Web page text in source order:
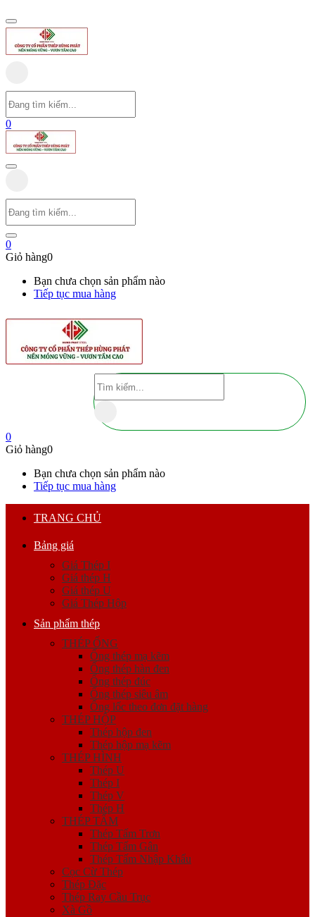
0
0
Giỏ hàng0
Bạn chưa chọn sản phẩm nào
Tiếp tục mua hàng
0
Giỏ hàng0
Bạn chưa chọn sản phẩm nào
Tiếp tục mua hàng
TRANG CHỦ
Bảng giá
Giá Thép I
Giá thép H
Giá thép U
Giá Thép Hộp
Sản phẩm thép
THÉP ỐNG
Ống thép mạ kẽm
Ống thép hàn đen
Ống thép đúc
Ống thép siêu âm
Ống lốc theo đơn đặt hàng
THÉP HỘP
Thép hộp đen
Thép hộp mạ kẽm
THÉP HÌNH
Thép U
Thép I
Thép V
Thép H
THÉP TẤM
Thép Tấm Trơn
Thép Tấm Gân
Thép Tấm Nhập Khẩu
Cọc Cừ Thép
Thép Đặc
Thép Ray Cầu Trục
Xà Gồ